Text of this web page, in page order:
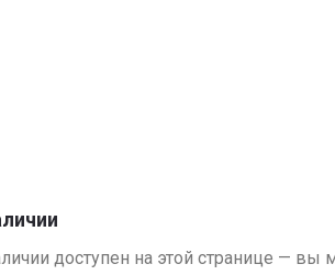
доступен на этой странице —